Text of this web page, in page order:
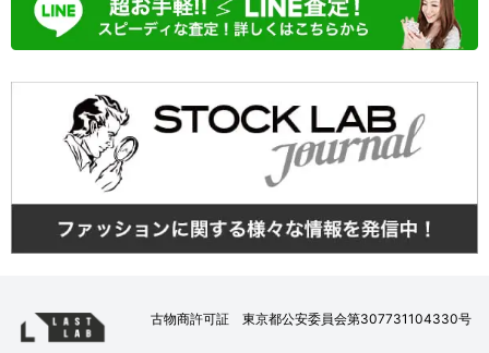
古物商許可証 東京都公安委員会第307731104330号